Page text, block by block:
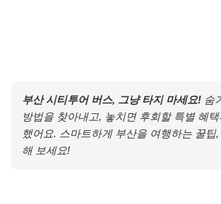
부산 시티투어 버스, 그냥 타지 마세요! 숨
방법을 찾아내고, 놓치면 후회할 특별 혜
했어요. 스마트하게 부산을 여행하는 꿀팁
해 보세요!